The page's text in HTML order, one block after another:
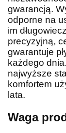
gwarancją.
odporne na
im
precyzyjną,
gwarantuje
każdego
najwyższe
komfortem
lata.
Waga